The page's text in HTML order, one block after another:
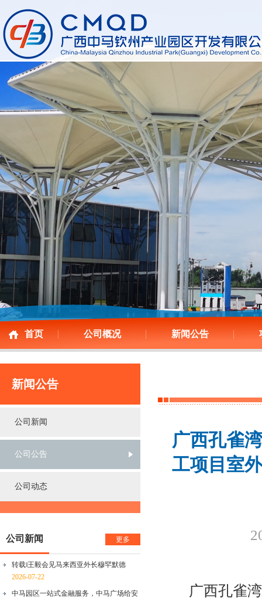
首页 公司概况 新闻公告
新闻公告
公司新闻
公司公告
公司动态
公司新闻 更多
转载‖王毅会见马来西亚外长穆罕默德
2026-07-22
中马园区一站式金融服务，中马广场给安
广西孔雀
工项目室
广西孔雀